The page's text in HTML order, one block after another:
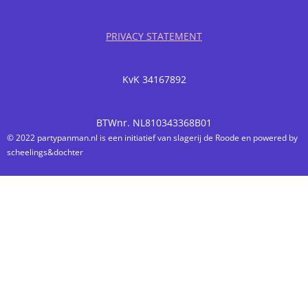
PRIVACY STATEMENT
KvK 34167892
BTWnr. NL810343368B01
© 2022 partypanman.nl is een initiatief van slagerij de Roode en powered by
scheelings&dochter